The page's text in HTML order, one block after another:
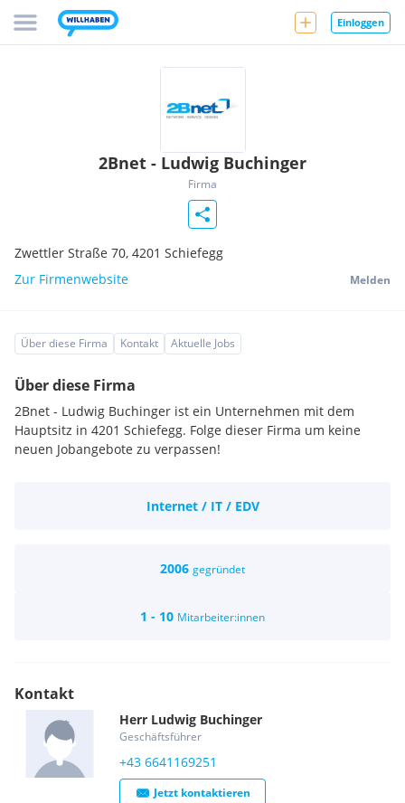
Einloggen
2Bnet - Ludwig Buchinger
Firma
Zwettler Straße 70, 4201 Schiefegg
Zur Firmenwebsite
Melden
Über diese Firma Kontakt Aktuelle Jobs
Über diese Firma
2Bnet - Ludwig Buchinger ist ein Unternehmen mit dem
Hauptsitz in 4201 Schiefegg. Folge dieser Firma um keine
neuen Jobangebote zu verpassen!
Internet / IT / EDV
2006 gegründet
1 - 10 Mitarbeiter:innen
Kontakt
Herr Ludwig Buchinger
Geschäftsführer
+43 6641169251
Jetzt kontaktieren